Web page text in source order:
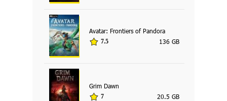
Avatar: Frontiers of Pandora
7.5 136 GB
Grim Dawn
7 20.5 GB